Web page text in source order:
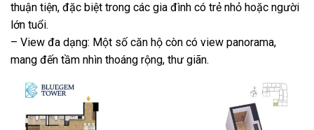
thuận tiện, đặc biệt trong các gia đình có trẻ nhỏ hoặc người
lớn tuổi.
– View đa dạng: Một số căn hộ còn có view panorama,
mang đến tầm nhìn thoáng rộng, thư giãn.